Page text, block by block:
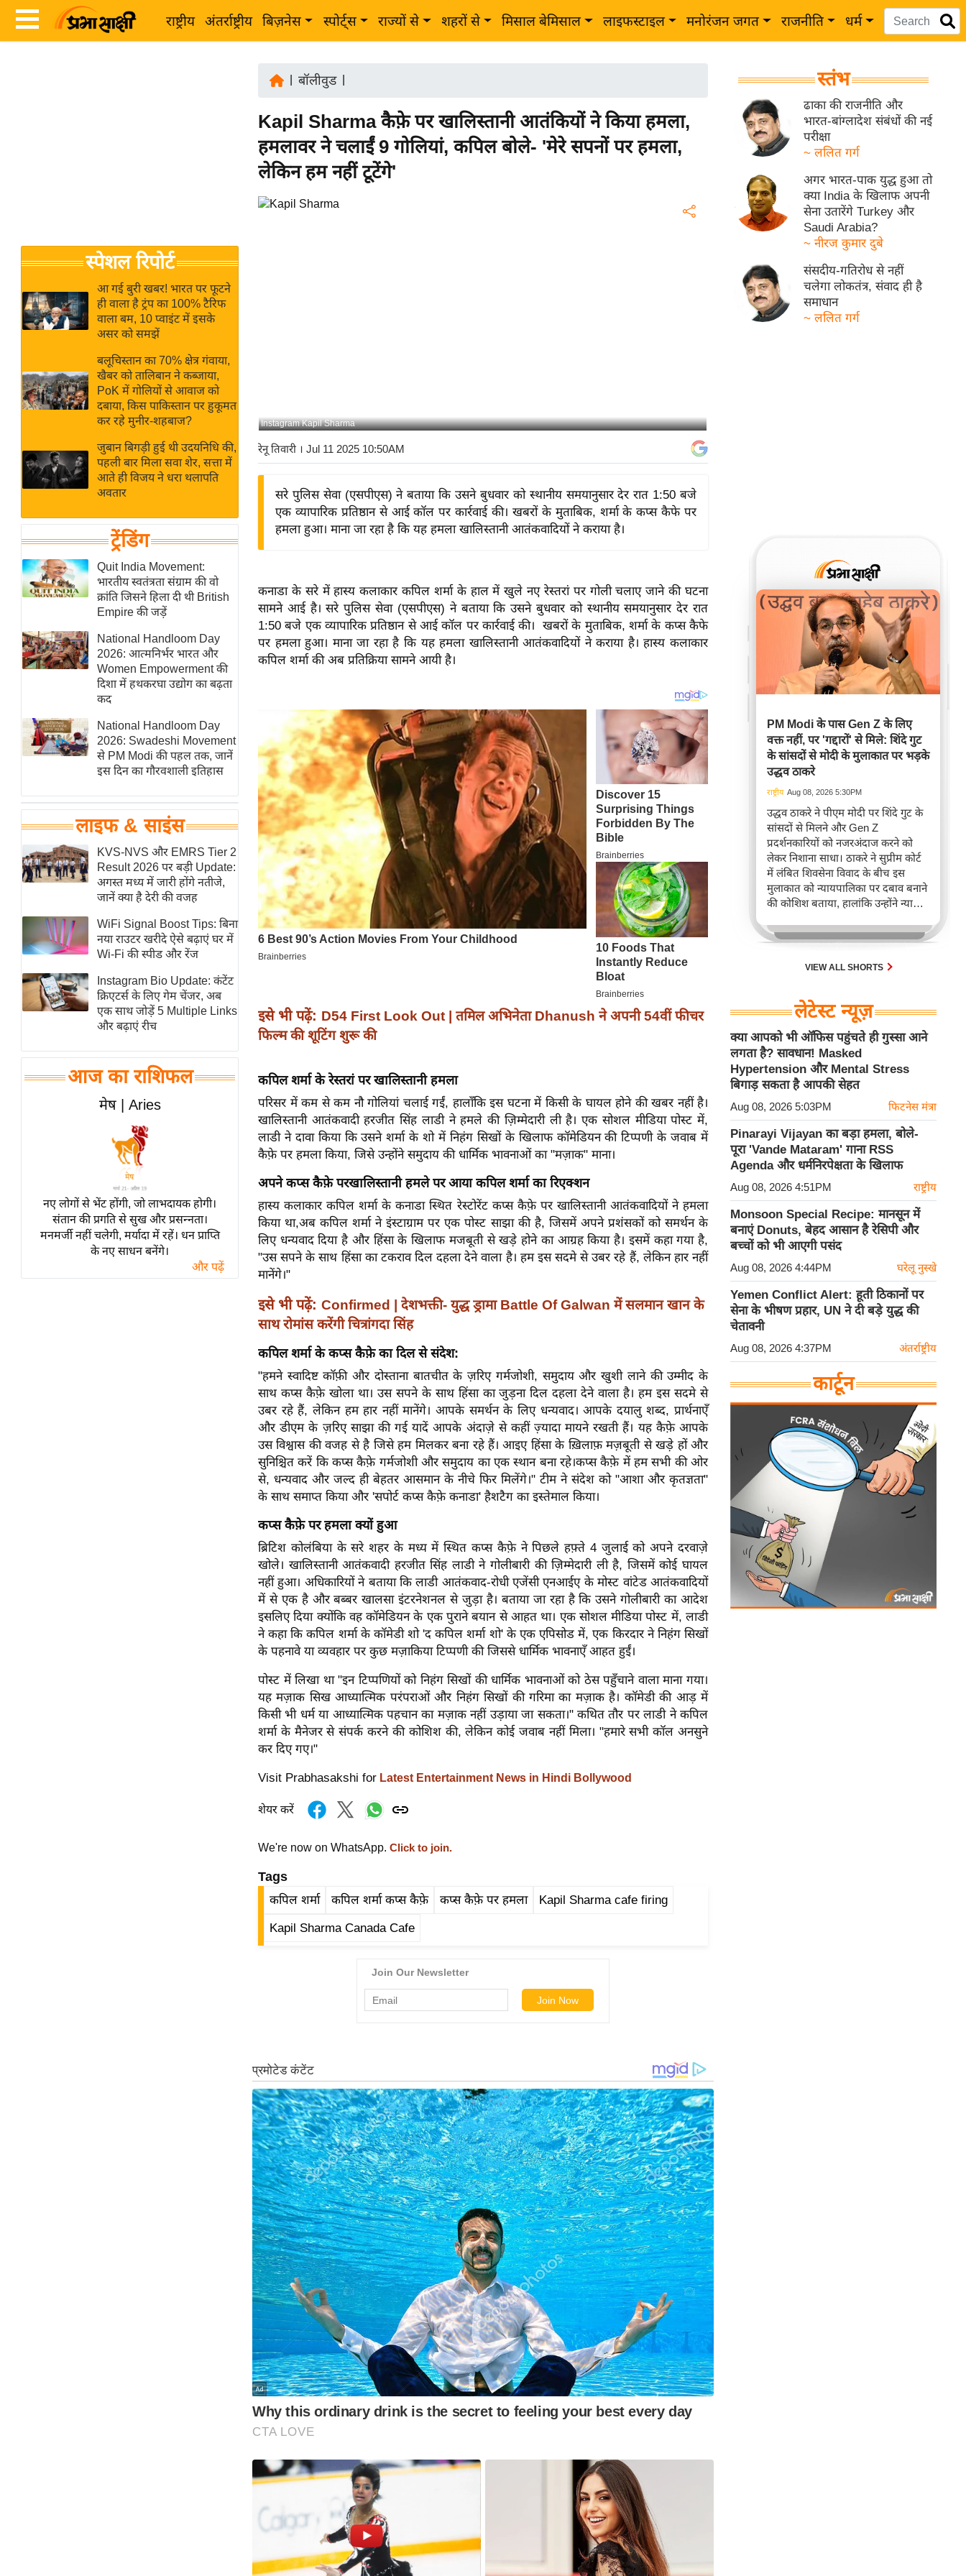
राष्ट्रीय अंतर्राष्ट्रीय बिज़नेस स्पोर्ट्स राज्यों से शहरों से मिसाल बेमिसाल लाइफस्टाइल मनोरंजन जगत राजनीति धर्म
Breaking
News in
Hindi
Hindi
Hindi
Videos
जगत
राय
बजट
क्रिकेट
IPL
2026
ई-पेपर
मिसाल बेमिसाल
शख्सियत
यंग इंडिया
साहित्य जगत
ऑटो वर्ल्ड
न्यूज ब्रीफ
मनोरंजन जगत
बॉलीवुड
हॉलीवुड
फिल्म समीक्षा
Breaking
News
लाइफस्टाइल
टेक्नॉलॉजी
घरेलू नुस्खे
पर्यटन स्थल
फिटनेस मंत्रा
रिलेशनशिप
राजनीति
विश्लेषण
समसामयिक
मातृभूमि
स्तंभ
एम.
चाय पर
समीक्षा
व्रत
त्योहार
राशिफल
विशेष
स्पेशल रिपोर्ट
आ गई बुरी खबर! भारत पर फूटने
ही वाला है ट्रंप का 100% टैरिफ
वाला बम, 10 प्वाइंट में इसके
असर को समझें
बलूचिस्तान का 70% क्षेत्र गंवाया,
खैबर को तालिबान ने कब्जाया,
PoK में गोलियों से आवाज को
दबाया, किस पाकिस्तान पर हुकूमत
कर रहे मुनीर-शहबाज?
जुबान बिगड़ी हुई थी उदयनिधि की,
पहली बार मिला सवा शेर, सत्ता में
आते ही विजय ने धरा थलापति
अवतार
ट्रेंडिंग
Quit India Movement:
भारतीय स्वतंत्रता संग्राम की वो
क्रांति जिसने हिला दी थी British
Empire की जड़ें
National Handloom Day
2026: आत्मनिर्भर भारत और
Women Empowerment की
दिशा में हथकरघा उद्योग का बढ़ता
कद
National Handloom Day
2026: Swadeshi Movement
से PM Modi की पहल तक, जानें
इस दिन का गौरवशाली इतिहास
लाइफ & साइंस
KVS-NVS और EMRS Tier 2
Result 2026 पर बड़ी Update:
अगस्त मध्य में जारी होंगे नतीजे,
जानें क्या है देरी की वजह
WiFi Signal Boost Tips: बिना
नया राउटर खरीदे ऐसे बढ़ाएं घर में
Wi-Fi की स्पीड और रेंज
Instagram Bio Update: कंटेंट
क्रिएटर्स के लिए गेम चेंजर, अब
एक साथ जोड़ें 5 Multiple Links
और बढ़ाएं रीच
आज का राशिफल
मेष | Aries
नए लोगों से भेंट होंगी, जो लाभदायक होगी।
संतान की प्रगति से सुख और प्रसन्नता।
मनमर्जी नहीं चलेगी, मर्यादा में रहें। धन प्राप्ति
के नए साधन बनेंगे।
और पढ़ें
बॉलीवुड|
Kapil Sharma कैफ़े पर खालिस्तानी आतंकियों ने किया हमला,
हमलावर ने चलाईं 9 गोलियां, कपिल बोले- 'मेरे सपनों पर हमला,
लेकिन हम नहीं टूटेंगे'
Instagram Kapil Sharma
रेनू तिवारी । Jul 11 2025 10:50AM
सरे पुलिस सेवा (एसपीएस) ने बताया कि उसने बुधवार को स्थानीय समयानुसार देर रात 1:50 बजे
एक व्यापारिक प्रतिष्ठान से आई कॉल पर कार्रवाई की। खबरों के मुताबिक, शर्मा के कप्स कैफे पर
हमला हुआ। माना जा रहा है कि यह हमला खालिस्तानी आतंकवादियों ने कराया है।
कनाडा के सरे में हास्य कलाकार कपिल शर्मा के हाल में खुले नए रेस्तरां पर गोली चलाए जाने की घटना
सामने आई है। सरे पुलिस सेवा (एसपीएस) ने बताया कि उसने बुधवार को स्थानीय समयानुसार देर रात
1:50 बजे एक व्यापारिक प्रतिष्ठान से आई कॉल पर कार्रवाई की। खबरों के मुताबिक, शर्मा के कप्स कैफे
पर हमला हुआ। माना जा रहा है कि यह हमला खालिस्तानी आतंकवादियों ने कराया है। हास्य कलाकार
कपिल शर्मा की अब प्रतिक्रिया सामने आयी है।
इसे भी पढ़ें: D54 First Look Out | तमिल अभिनेता Dhanush ने अपनी 54वीं फीचर
फिल्म की शूटिंग शुरू की
कपिल शर्मा के रेस्तरां पर खालिस्तानी हमला
परिसर में कम से कम नौ गोलियां चलाई गईं, हालाँकि इस घटना में किसी के घायल होने की खबर नहीं है।
खालिस्तानी आतंकवादी हरजीत सिंह लाडी ने हमले की ज़िम्मेदारी ली है।एक सोशल मीडिया पोस्ट में,
लाडी ने दावा किया कि उसने शर्मा के शो में निहंग सिखों के खिलाफ कॉमेडियन की टिप्पणी के जवाब में
कैफ़े पर हमला किया, जिसे उन्होंने समुदाय की धार्मिक भावनाओं का "मज़ाक" माना।
अपने कप्स कैफ़े परखालिस्तानी हमले पर आया कपिल शर्मा का रिएक्शन
हास्य कलाकार कपिल शर्मा के कनाडा स्थित रेस्टोरेंट कप्स कैफ़े पर खालिस्तानी आतंकवादियों ने हमला
किया था,अब कपिल शर्मा ने इंस्टाग्राम पर एक पोस्ट साझा की है, जिसमें अपने प्रशंसकों को समर्थन के
लिए धन्यवाद दिया है और हिंसा के खिलाफ मजबूती से खड़े होने का आग्रह किया है। इसमें कहा गया है,
"उस सपने के साथ हिंसा का टकराव दिल दहला देने वाला है। हम इस सदमे से उबर रहे हैं, लेकिन हार नहीं
मानेंगे।"
इसे भी पढ़ें: Confirmed | देशभक्ती- युद्ध ड्रामा Battle Of Galwan में सलमान खान के
साथ रोमांस करेंगी चित्रांगदा सिंह
कपिल शर्मा के कप्स कैफ़े का दिल से संदेश:
"हमने स्वादिष्ट कॉफ़ी और दोस्ताना बातचीत के ज़रिए गर्मजोशी, समुदाय और खुशी लाने की उम्मीद के
साथ कप्स कैफ़े खोला था। उस सपने के साथ हिंसा का जुड़ना दिल दहला देने वाला है। हम इस सदमे से
उबर रहे हैं, लेकिन हम हार नहीं मानेंगे। आपके समर्थन के लिए धन्यवाद। आपके दयालु शब्द, प्रार्थनाएँ
और डीएम के ज़रिए साझा की गई यादें आपके अंदाज़े से कहीं ज़्यादा मायने रखती हैं। यह कैफ़े आपके
उस विश्वास की वजह से है जिसे हम मिलकर बना रहे हैं। आइए हिंसा के ख़िलाफ़ मज़बूती से खड़े हों और
सुनिश्चित करें कि कप्स कैफ़े गर्मजोशी और समुदाय का एक स्थान बना रहे।कप्स कैफ़े में हम सभी की ओर
से, धन्यवाद और जल्द ही बेहतर आसमान के नीचे फिर मिलेंगे।" टीम ने संदेश को "आशा और कृतज्ञता"
के साथ समाप्त किया और 'सपोर्ट कप्स कैफ़े कनाडा' हैशटैग का इस्तेमाल किया।
कप्स कैफ़े पर हमला क्यों हुआ
ब्रिटिश कोलंबिया के सरे शहर के मध्य में स्थित कप्स कैफ़े ने पिछले हफ़्ते 4 जुलाई को अपने दरवाज़े
खोले। खालिस्तानी आतंकवादी हरजीत सिंह लाडी ने गोलीबारी की ज़िम्मेदारी ली है, जिसमें कोई घायल
नहीं हुआ। अधिकारियों ने बताया कि लाडी आतंकवाद-रोधी एजेंसी एनआईए के मोस्ट वांटेड आतंकवादियों
में से एक है और बब्बर खालसा इंटरनेशनल से जुड़ा है। बताया जा रहा है कि उसने गोलीबारी का आदेश
इसलिए दिया क्योंकि वह कॉमेडियन के एक पुराने बयान से आहत था। एक सोशल मीडिया पोस्ट में, लाडी
ने कहा कि कपिल शर्मा के कॉमेडी शो 'द कपिल शर्मा शो' के एक एपिसोड में, एक किरदार ने निहंग सिखों
के पहनावे या व्यवहार पर कुछ मज़ाकिया टिप्पणी की जिससे धार्मिक भावनाएँ आहत हुईं।
पोस्ट में लिखा था "इन टिप्पणियों को निहंग सिखों की धार्मिक भावनाओं को ठेस पहुँचाने वाला माना गया।
यह मज़ाक सिख आध्यात्मिक परंपराओं और निहंग सिखों की गरिमा का मज़ाक है। कॉमेडी की आड़ में
किसी भी धर्म या आध्यात्मिक पहचान का मज़ाक नहीं उड़ाया जा सकता।" कथित तौर पर लाडी ने कपिल
शर्मा के मैनेजर से संपर्क करने की कोशिश की, लेकिन कोई जवाब नहीं मिला। "हमारे सभी कॉल अनसुने
कर दिए गए।"
Visit Prabhasakshi for Latest Entertainment News in Hindi Bollywood
शेयर करें
We're now on WhatsApp. Click to join.
Tags
कपिल शर्मा कपिल शर्मा कप्स कैफ़े कप्स कैफ़े पर हमला Kapil Sharma cafe firing
Kapil Sharma Canada Cafe
स्तंभ
ढाका की राजनीति और
भारत-बांग्लादेश संबंधों की नई
परीक्षा
~ ललित गर्ग
अगर भारत-पाक युद्ध हुआ तो
क्या India के खिलाफ अपनी
सेना उतारेंगे Turkey और
Saudi Arabia?
~ नीरज कुमार दुबे
संसदीय-गतिरोध से नहीं
चलेगा लोकतंत्र, संवाद ही है
समाधान
~ ललित गर्ग
PM Modi के पास Gen Z के लिए
वक्त नहीं, पर 'गद्दारों' से मिले: शिंदे गुट
के सांसदों से मोदी के मुलाकात पर भड़के
उद्धव ठाकरे
राष्ट्रीय Aug 08, 2026 5:30PM
उद्धव ठाकरे ने पीएम मोदी पर शिंदे गुट के
सांसदों से मिलने और Gen Z
प्रदर्शनकारियों को नजरअंदाज करने को
लेकर निशाना साधा। ठाकरे ने सुप्रीम कोर्ट
में लंबित शिवसेना विवाद के बीच इस
मुलाकात को न्यायपालिका पर दबाव बनाने
की कोशिश बताया, हालांकि उन्होंने न्याय
VIEW ALL SHORTS
लेटेस्ट न्यूज़
क्या आपको भी ऑफिस पहुंचते ही गुस्सा आने
लगता है? सावधान! Masked
Hypertension और Mental Stress
बिगाड़ सकता है आपकी सेहत
Aug 08, 2026 5:03PM फिटनेस मंत्रा
Pinarayi Vijayan का बड़ा हमला, बोले-
पूरा 'Vande Mataram' गाना RSS
Agenda और धर्मनिरपेक्षता के खिलाफ
Aug 08, 2026 4:51PM राष्ट्रीय
Monsoon Special Recipe: मानसून में
बनाएं Donuts, बेहद आसान है रेसिपी और
बच्चों को भी आएगी पसंद
Aug 08, 2026 4:44PM घरेलू नुस्खे
Yemen Conflict Alert: हूती ठिकानों पर
सेना के भीषण प्रहार, UN ने दी बड़े युद्ध की
चेतावनी
Aug 08, 2026 4:37PM अंतर्राष्ट्रीय
कार्टून